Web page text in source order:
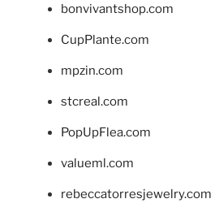
bonvivantshop.com
CupPlante.com
mpzin.com
stcreal.com
PopUpFlea.com
valueml.com
rebeccatorresjewelry.com